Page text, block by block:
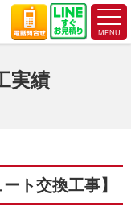
実績
ト交換工事】